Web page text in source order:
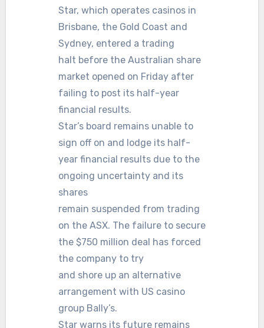
Star, which operates casinos in
Brisbane, the Gold Coast and
Sydney, entered a trading
halt before the Australian share
market opened on Friday after
failing to post its half-year
financial results.
Star’s board remains unable to
sign off on and lodge its half-
year financial results due to the
ongoing uncertainty and its
shares
remain suspended from trading
on the ASX. The failure to secure
the $750 million deal has forced
the company to try
and shore up an alternative
arrangement with US casino
group Bally’s.
Star warns its future remains